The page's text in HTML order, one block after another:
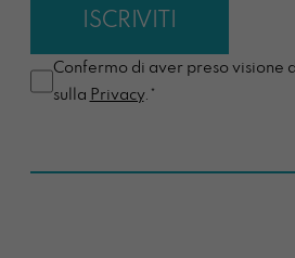
Confermo di aver preso visione
sulla Privacy.*